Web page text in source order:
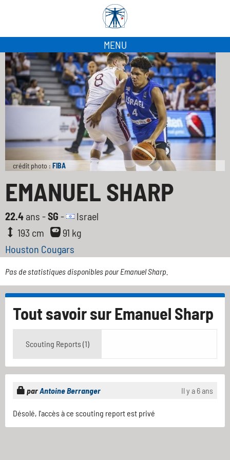
MENU
crédit photo : FIBA
EMANUEL SHARP
22.4 ans -SG -
Israel
193 cm
91 kg
Houston Cougars
Pas de statistiques disponibles pour Emanuel Sharp.
Tout savoir surEmanuel Sharp
Scouting Reports (1)
parAntoine Berranger Il y a 6 ans
Désolé, l'accès à ce scouting report est privé